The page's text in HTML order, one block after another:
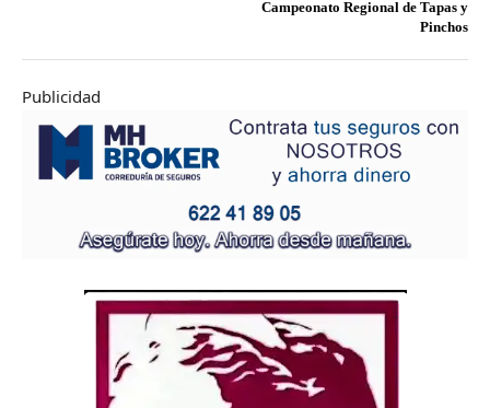
Campeonato Regional de Tapas y
Pinchos
Publicidad